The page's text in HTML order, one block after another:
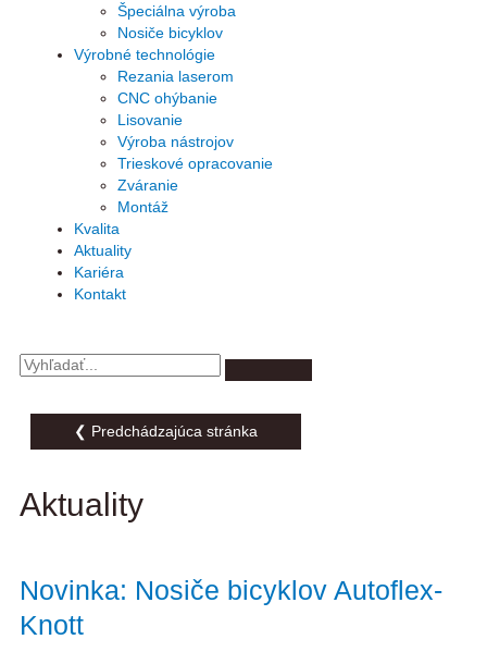
Špeciálna výroba
Nosiče bicyklov
Výrobné technológie
Rezania laserom
CNC ohýbanie
Lisovanie
Výroba nástrojov
Trieskové opracovanie
Zváranie
Montáž
Kvalita
Aktuality
Kariéra
Kontakt
Vyhľadať
❮ Predchádzajúca stránka
Aktuality
Novinka: Nosiče bicyklov Autoflex-
Knott